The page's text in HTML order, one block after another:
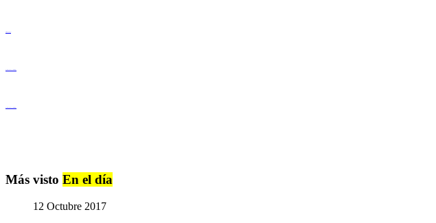
Más visto En el día
12 Octubre 2017